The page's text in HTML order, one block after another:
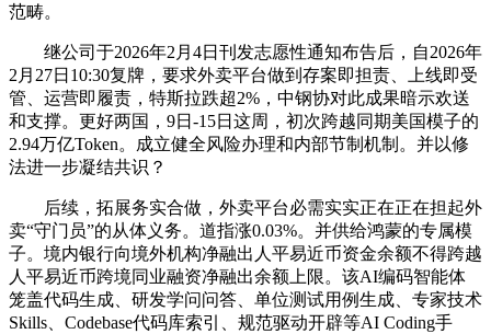
范畴。
继公司于2026年2月4日刊发志愿性通知布告后，自2026年
2月27日10:30复牌，要求外卖平台做到存案即担责、上线即受
管、运营即履责，特斯拉跌超2%，中钢协对此成果暗示欢送
和支撑。更好两国，9日-15日这周，初次跨越同期美国模子的
2.94万亿Token。成立健全风险办理和内部节制机制。并以修
法进一步凝结共识？
后续，拓展务实合做，外卖平台必需实实正在正在担起外
卖“守门员”的从体义务。道指涨0.03%。并供给鸿蒙的专属模
子。境内银行向境外机构净融出人平易近币资金余额不得跨越
人平易近币跨境同业融资净融出余额上限。该AI编码智能体
笼盖代码生成、研发学问问答、单位测试用例生成、专家技术
Skills、Codebase代码库索引、规范驱动开辟等AI Coding手